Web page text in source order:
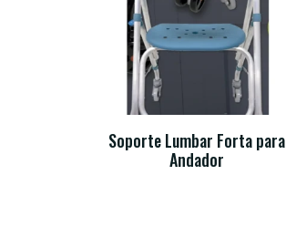
Soporte Lumbar Forta para
Andador